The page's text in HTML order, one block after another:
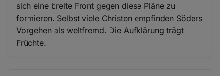
sich eine breite Front gegen diese Pläne zu
formieren. Selbst viele Christen empfinden Söders
Vorgehen als weltfremd. Die Aufklärung trägt
Früchte.